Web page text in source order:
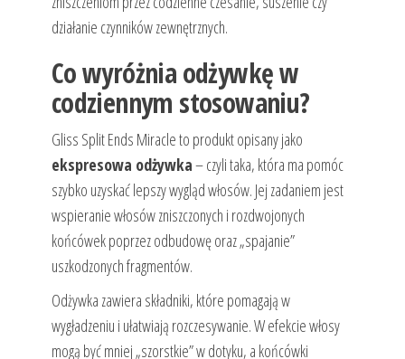
działanie czynników zewnętrznych.
Co wyróżnia odżywkę w
codziennym stosowaniu?
Gliss Split Ends Miracle to produkt opisany jako
ekspresowa odżywka– czyli taka, która ma pomóc
szybko uzyskać lepszy wygląd włosów. Jej zadaniem jest
wspieranie włosów zniszczonych i rozdwojonych
końcówek poprzez odbudowę oraz „spajanie”
uszkodzonych fragmentów.
Odżywka zawiera składniki, które pomagają w
wygładzeniu i ułatwiają rozczesywanie. W efekcie włosy
mogą być mniej „szorstkie” w dotyku, a końcówki